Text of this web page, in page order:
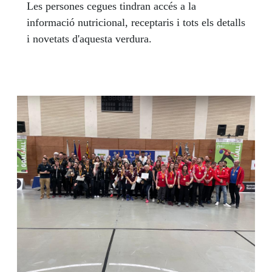
Les persones cegues tindran accés a la
informació nutricional, receptaris i tots els detalls
i novetats d'aquesta verdura.